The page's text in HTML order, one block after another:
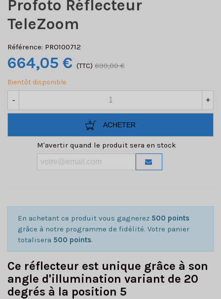
Profoto Réflecteur
TeleZoom
Référence: PRO100712
664,05 € (TTC) 699,00 €
Bientôt disponible
- +
ACHETER
M'avertir quand le produit sera en stock
En achetant ce produit vous gagnerez 500 points
grâce à notre programme de fidélité. Votre panier
totalisera 500 points.
Ce réflecteur est unique grâce à son
angle d'illumination variant de 20
degrés à la position 5